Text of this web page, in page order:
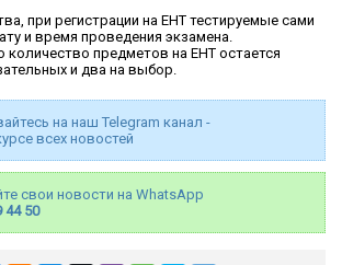
при регистрации на ЕНТ тестируемые сами
и время проведения экзамена.
количество предметов на ЕНТ остается
и два на выбор.
на наш Telegram канал -
всех новостей
свои новости на WhatsApp
44 50